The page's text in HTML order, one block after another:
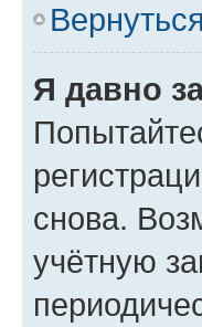
Я давно
снова.
учётную